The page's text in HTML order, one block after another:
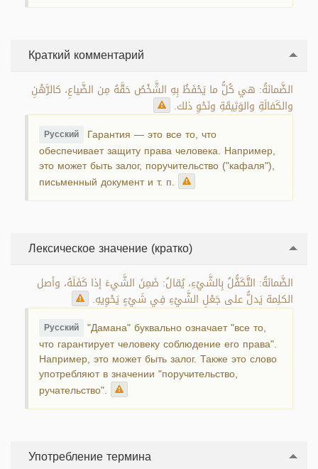
Краткий комментарий
الضَّمانَةُ: هي كُلُّ ما يَحْفَظُ بِهِ الشَّخْصُ حَقَّهُ مِن الضَّياعِ، كالرَّهْنِ
والكَفالَةِ والوَثِيقَةِ ونَحْوِ ذلك.
Русский Гарантия — это все то, что
обеспечивает защиту права человека. Например,
это может быть залог, поручительство ("кафаля"),
письменный документ и т. п.
Лексическое значение (кратко)
الضَّمانَةُ: التَّكَفُّلُ بِالشَّيْءِ، يُقالُ: ضَمِنَ الشَّيءَ إذا كَفَلَهُ، وأصل
الكلِمة يَدلُّ على جَعْلِ الشَّيْءِ فِي شَيْءٍ يَحْوِيهِ.
Русский "Дамана" буквально означает "все то,
что гарантирует человеку соблюдение его права".
Например, это может быть залог. Также это слово
употребляют в значении "поручительство,
ручательство".
Употребление термина